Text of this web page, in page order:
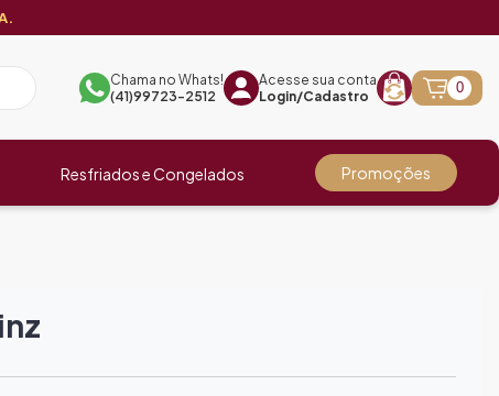
Chama no Whats!
(41)99723-2512
Acesse sua conta
Login/Cadastro
0
Resfriados e Congelados Promoções